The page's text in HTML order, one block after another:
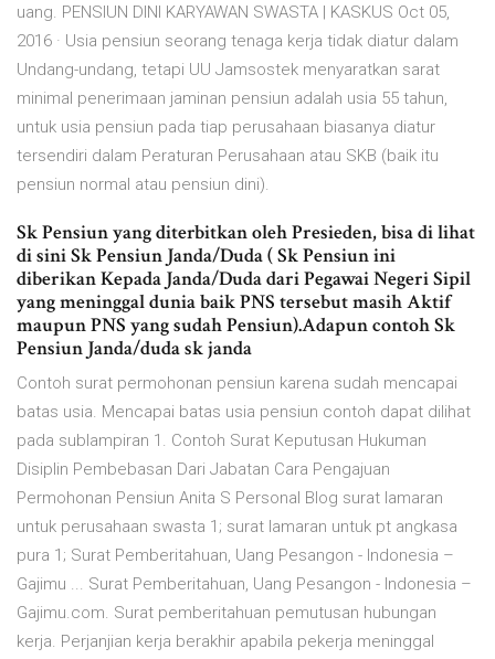
uang. PENSIUN DINI KARYAWAN SWASTA | KASKUS Oct 05,
2016 · Usia pensiun seorang tenaga kerja tidak diatur dalam
Undang-undang, tetapi UU Jamsostek menyaratkan sarat
minimal penerimaan jaminan pensiun adalah usia 55 tahun,
untuk usia pensiun pada tiap perusahaan biasanya diatur
tersendiri dalam Peraturan Perusahaan atau SKB (baik itu
pensiun normal atau pensiun dini).
Sk Pensiun yang diterbitkan oleh Presieden, bisa di lihat
di sini Sk Pensiun Janda/Duda ( Sk Pensiun ini
diberikan Kepada Janda/Duda dari Pegawai Negeri Sipil
yang meninggal dunia baik PNS tersebut masih Aktif
maupun PNS yang sudah Pensiun).Adapun contoh Sk
Pensiun Janda/duda sk janda
Contoh surat permohonan pensiun karena sudah mencapai
batas usia. Mencapai batas usia pensiun contoh dapat dilihat
pada sublampiran 1. Contoh Surat Keputusan Hukuman
Disiplin Pembebasan Dari Jabatan Cara Pengajuan
Permohonan Pensiun Anita S Personal Blog surat lamaran
untuk perusahaan swasta 1; surat lamaran untuk pt angkasa
pura 1; Surat Pemberitahuan, Uang Pesangon - Indonesia –
Gajimu ... Surat Pemberitahuan, Uang Pesangon - Indonesia –
Gajimu.com. Surat pemberitahuan pemutusan hubungan
kerja. Perjanjian kerja berakhir apabila pekerja meninggal